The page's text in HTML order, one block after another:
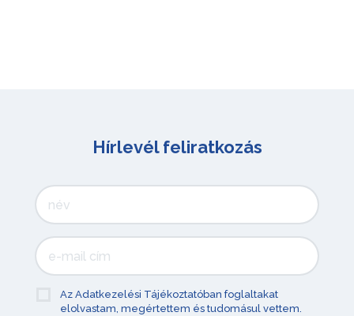
Hírlevél feliratkozás
Az Adatkezelési Tájékoztatóban foglaltakat
elolvastam, megértettem és tudomásul vettem.